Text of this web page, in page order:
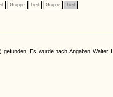
Gruppe Lied Gruppe Lied
Es wurde nach Angaben Walter